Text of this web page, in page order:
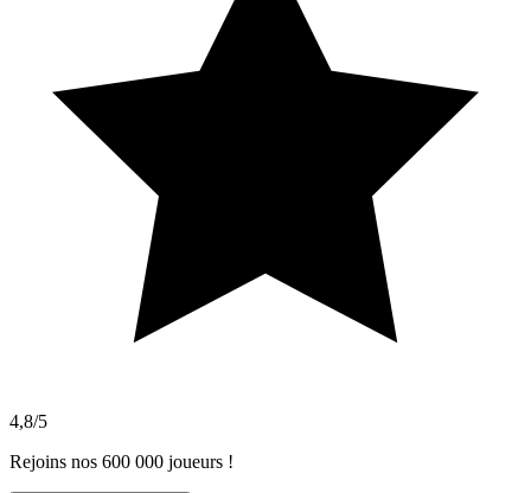
4,8/5
Rejoins nos 600 000 joueurs !